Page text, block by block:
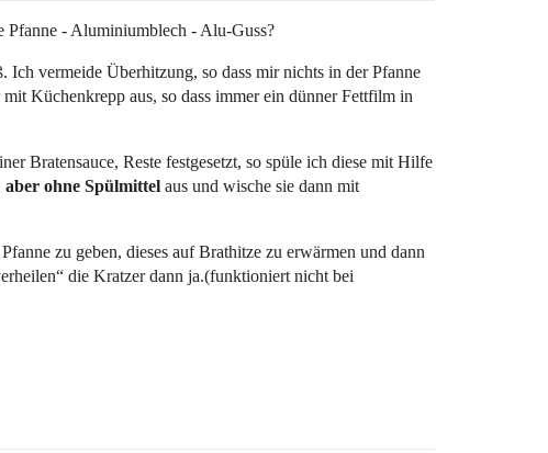
Pfanne - Aluminiumblech - Alu-Guss?
vermeide Überhitzung, so dass mir nichts in der Pfanne
Küchenkrepp aus, so dass immer ein dünner Fettfilm in
Bratensauce, Reste festgesetzt, so spüle ich diese mit Hilfe
aber ohne Spülmittel aus und wische sie dann mit
zu geben, dieses auf Brathitze zu erwärmen und dann
die Kratzer dann ja.(funktioniert nicht bei